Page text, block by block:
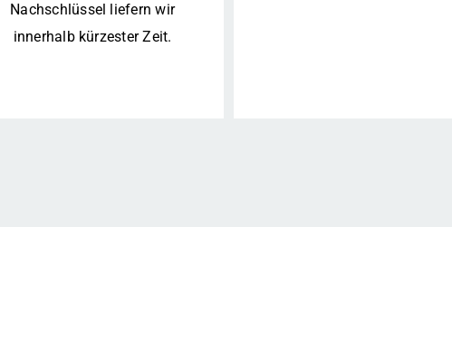
Nachschlüssel liefern wir
innerhalb kürzester Zeit.